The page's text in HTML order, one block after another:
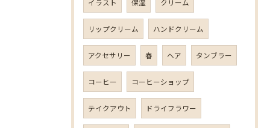
リップクリーム ハンドクリーム
アクセサリー 春 ヘア タンブラー
コーヒー コーヒーショップ
テイクアウト ドライフラワー